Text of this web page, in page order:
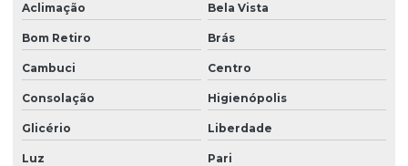
Consultoria residuos solidos
Contrato prestação de serviço consultoria ambiental
Custo pgrs
Defesa ambiental
Defesa ambiental em são paulo
Aclimação Bela Vista
Bom Retiro Brás
Cambuci Centro
Consolação Higienópolis
Glicério Liberdade
Luz Pari